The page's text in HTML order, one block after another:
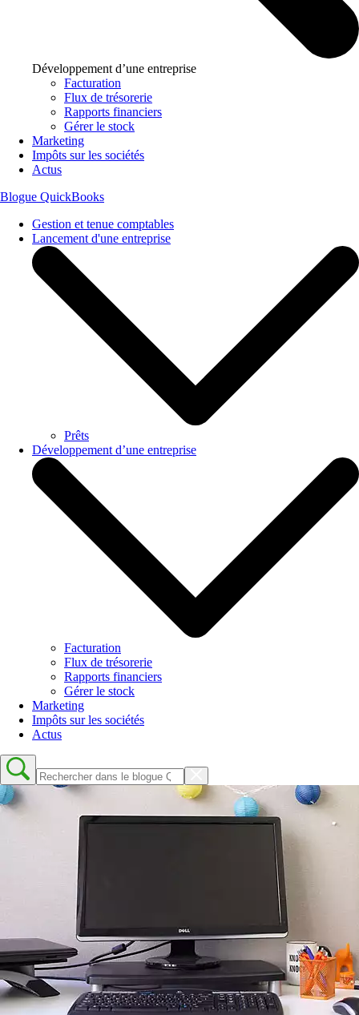
Développement d’une entreprise
Facturation
Flux de trésorerie
Rapports financiers
Gérer le stock
Marketing
Impôts sur les sociétés
Actus
Blogue QuickBooks
Gestion et tenue comptables
Lancement d'une entreprise
Prêts
Développement d’une entreprise
Facturation
Flux de trésorerie
Rapports financiers
Gérer le stock
Marketing
Impôts sur les sociétés
Actus